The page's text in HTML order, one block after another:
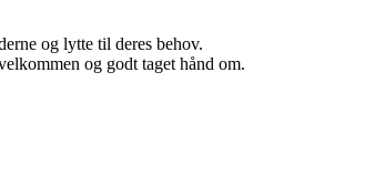
og lytte til deres behov.
og godt taget hånd om.